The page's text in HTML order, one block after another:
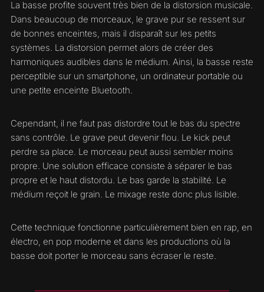
La basse profite souvent très bien de la distorsion musicale.
Dans beaucoup de morceaux, le grave pur se ressent sur
de bonnes enceintes, mais il disparaît sur les petits
systèmes. La distorsion permet alors de créer des
harmoniques audibles dans le médium. Ainsi, la basse reste
perceptible sur un smartphone, un ordinateur portable ou
une petite enceinte Bluetooth.
Cependant, il ne faut pas distordre tout le bas du spectre
sans contrôle. Le grave peut devenir flou. Le kick peut
perdre sa place. Le morceau peut aussi sembler moins
propre. Une solution efficace consiste à séparer le bas
propre et le haut distordu. Le bas garde la stabilité. Le
médium reçoit le grain. Le mixage reste donc plus lisible.
Cette technique fonctionne particulièrement bien en rap, en
électro, en pop moderne et dans les productions où la
basse doit porter le morceau sans écraser le reste.